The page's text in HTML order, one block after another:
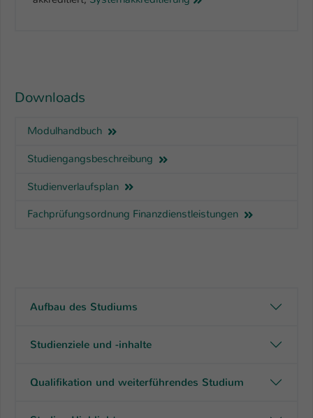
Downloads
Modulhandbuch
Studiengangsbeschreibung
Studienverlaufsplan
Fachprüfungsordnung Finanzdienstleistungen
Aufbau des Studiums
Studienziele und -inhalte
Qualifikation und weiterführendes Studium